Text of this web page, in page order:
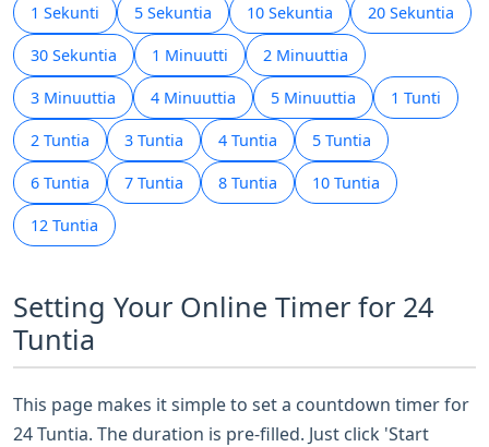
1 Sekunti 5 Sekuntia 10 Sekuntia 20 Sekuntia
30 Sekuntia 1 Minuutti 2 Minuuttia
3 Minuuttia 4 Minuuttia 5 Minuuttia 1 Tunti
2 Tuntia 3 Tuntia 4 Tuntia 5 Tuntia
6 Tuntia 7 Tuntia 8 Tuntia 10 Tuntia
12 Tuntia
Setting Your Online Timer for 24
Tuntia
This page makes it simple to set a countdown timer for
24 Tuntia. The duration is pre-filled. Just click 'Start